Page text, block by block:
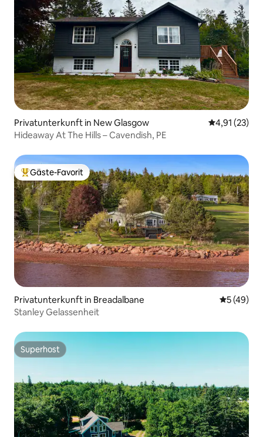
Privatunterkunft in New Glasgow
4,91 (23)
Hideaway At The Hills – Cavendish, PE
Beliebter Gäste-Favorit.
Gäste-Favorit
Privatunterkunft in Breadalbane
5 (49)
Stanley Gelassenheit
Superhost
Superhost